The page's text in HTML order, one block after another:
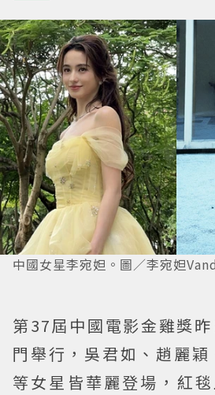
中國女星李宛妲。圖／李宛妲
第37屆中國電影金雞獎
門舉行，吳君如、趙麗穎
等女星皆華麗登場，紅